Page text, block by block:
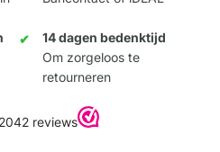
14 dagen bedenktijd
Om zorgeloos te
retourneren